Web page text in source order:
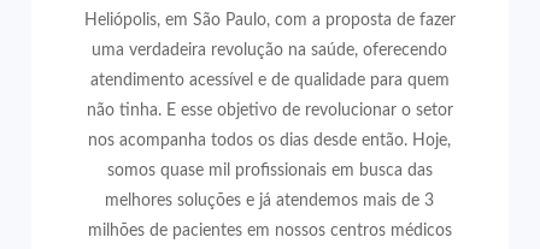
Heliópolis, em São Paulo, com a proposta de fazer
uma verdadeira revolução na saúde, oferecendo
atendimento acessível e de qualidade para quem
não tinha. E esse objetivo de revolucionar o setor
nos acompanha todos os dias desde então. Hoje,
somos quase mil profissionais em busca das
melhores soluções e já atendemos mais de 3
milhões de pacientes em nossos centros médicos